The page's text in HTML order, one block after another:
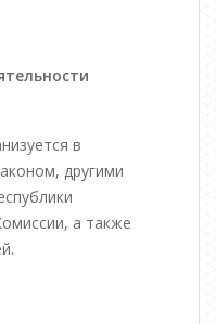
в
другими
а также